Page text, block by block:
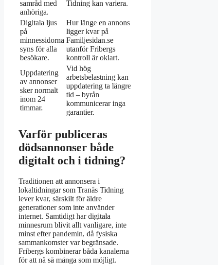
samråd med
anhöriga.
Tidning kan variera.
Digitala ljus
på
minnessidorna
syns för alla
besökare.
Hur länge en annons
ligger kvar på
Familjesidan.se
utanför Fribergs
kontroll är oklart.
Uppdatering
av annonser
sker normalt
inom 24
timmar.
Vid hög
arbetsbelastning kan
uppdatering ta längre
tid – byrån
kommunicerar inga
garantier.
Varför publiceras
dödsannonser både
digitalt och i tidning?
Traditionen att annonsera i
lokaltidningar som Tranås Tidning
lever kvar, särskilt för äldre
generationer som inte använder
internet. Samtidigt har digitala
minnesrum blivit allt vanligare, inte
minst efter pandemin, då fysiska
sammankomster var begränsade.
Fribergs kombinerar båda kanalerna
för att nå så många som möjligt.